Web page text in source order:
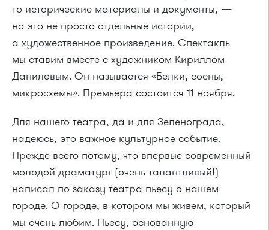
то исторические материалы и документы, —
но это не просто отдельные истории,
а художественное произведение. Спектакль
мы ставим вместе с художником Кириллом
Даниловым. Он называется «Белки, сосны,
микросхемы». Премьера состоится 11 ноября.
Для нашего театра, да и для Зеленограда,
надеюсь, это важное культурное событие.
Прежде всего потому, что впервые современный
молодой драматург (очень талантливый!)
написал по заказу театра пьесу о нашем
городе. О городе, в котором мы живем, который
мы очень любим. Пьесу, основанную